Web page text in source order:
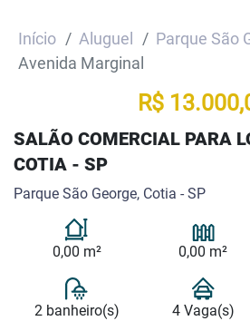
Início Aluguel
Parque São
Avenida Marginal
R$
SALÃO COMERCIAL PARA
COTIA - SP
Parque São George, Cotia - SP
0,00 m² 0,00 m²
2 banheiro(s) 4 Vaga(s)